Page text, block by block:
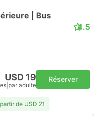
| Bus
4.5
USD 19
par adulte
Réserver
de USD 21